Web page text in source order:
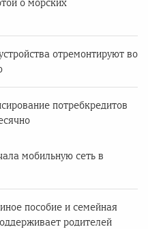
о морских
отремонтируют во
потребкредитов
мобильную сеть в
пособие и семейная
родителей